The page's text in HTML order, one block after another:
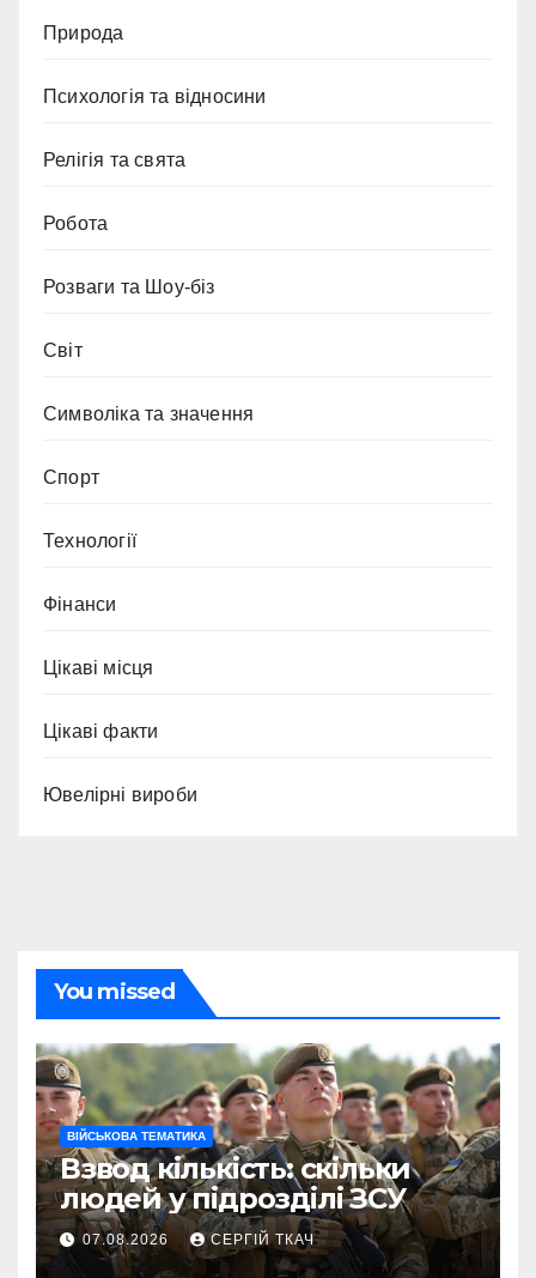
Природа
Психологія та відносини
Релігія та свята
Робота
Розваги та Шоу-біз
Світ
Символіка та значення
Спорт
Технології
Фінанси
Цікаві місця
Цікаві факти
Ювелірні вироби
You missed
ВІЙСЬКОВА ТЕМАТИКА
Взвод кількість: скільки
людей у підрозділі ЗСУ
07.08.2026 СЕРГІЙ ТКАЧ